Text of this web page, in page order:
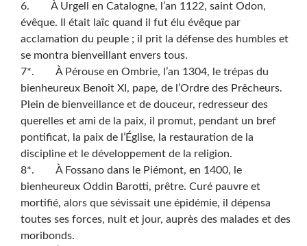
6. À Urgell en Catalogne, l’an 1122, saint Odon,
évêque. Il était laïc quand il fut élu évêque par
acclamation du peuple ; il prit la défense des humbles et
se montra bienveillant envers tous.
7*. À Pérouse en Ombrie, l’an 1304, le trépas du
bienheureux Benoît XI, pape, de l’Ordre des Prêcheurs.
Plein de bienveillance et de douceur, redresseur des
querelles et ami de la paix, il promut, pendant un bref
pontificat, la paix de l’Église, la restauration de la
discipline et le développement de la religion.
8*. À Fossano dans le Piémont, en 1400, le
bienheureux Oddin Barotti, prêtre. Curé pauvre et
mortifié, alors que sévissait une épidémie, il dépensa
toutes ses forces, nuit et jour, auprès des malades et des
moribonds.